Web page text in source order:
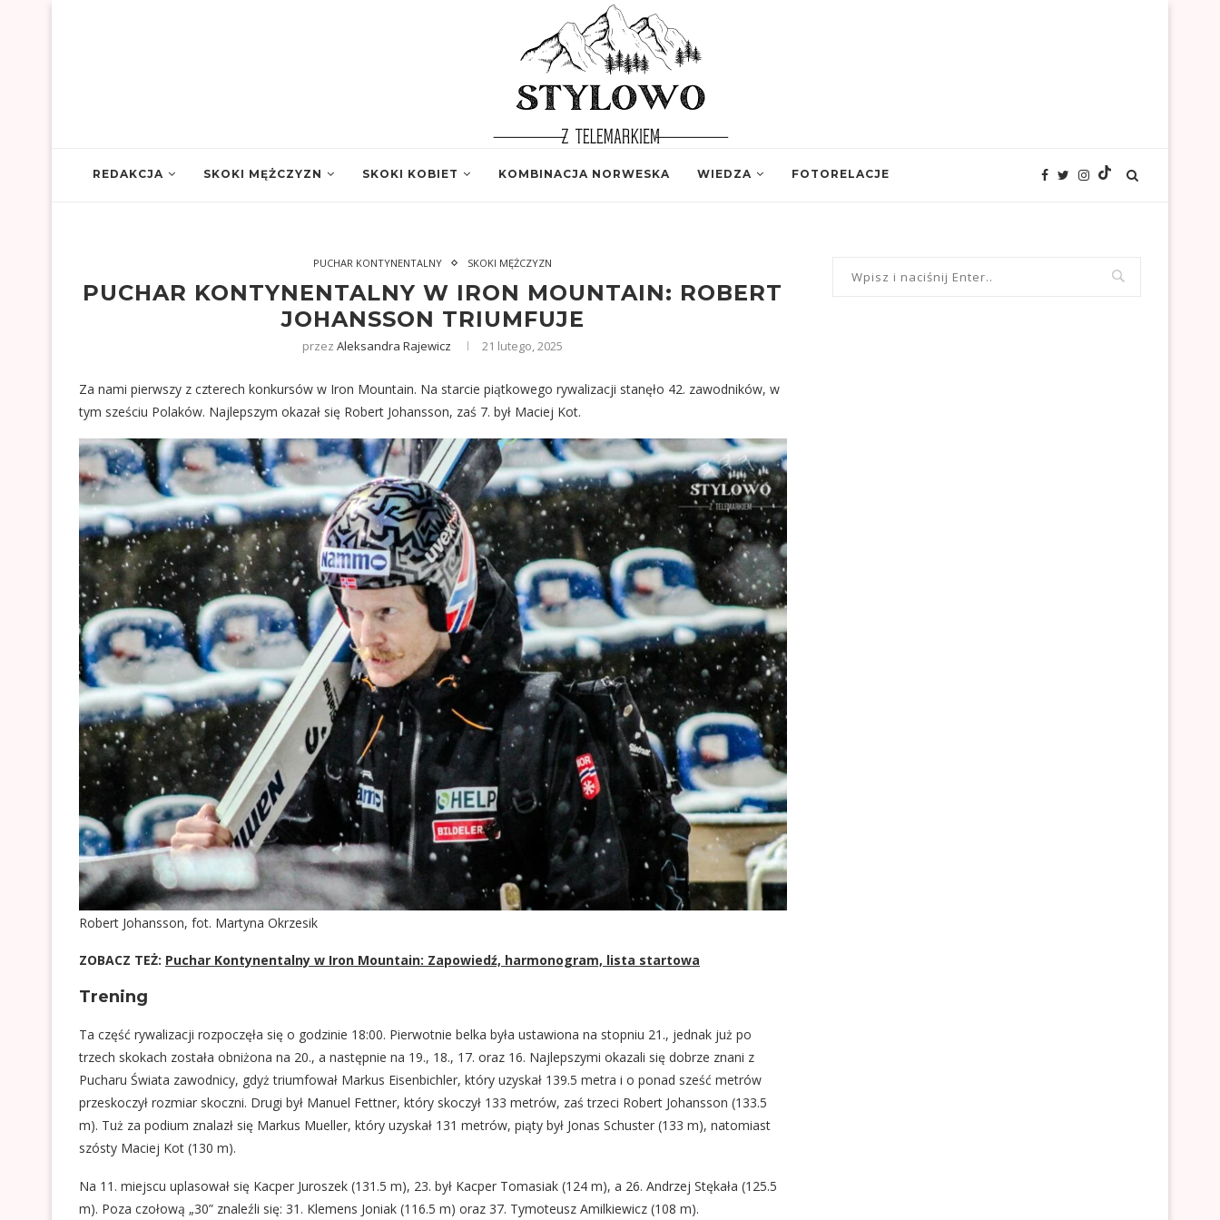
REDAKCJA SKOKI MĘŻCZYZN SKOKI KOBIET KOMBINACJA NORWESKA WIEDZA FOTORELACJE
PUCHAR KONTYNENTALNY SKOKI MĘŻCZYZN
PUCHAR KONTYNENTALNY W IRON MOUNTAIN: ROBERT
JOHANSSON TRIUMFUJE
przezAleksandra Rajewicz 21 lutego, 2025
Za nami pierwszy z czterech konkursów w Iron Mountain. Na starcie piątkowego rywalizacji stanęło 42. zawodników, w
tym sześciu Polaków. Najlepszym okazał się Robert Johansson, zaś 7. był Maciej Kot.
Robert Johansson, fot. Martyna Okrzesik
ZOBACZ TEŻ: Puchar Kontynentalny w Iron Mountain: Zapowiedź, harmonogram, lista startowa
Trening
Ta część rywalizacji rozpoczęła się o godzinie 18:00. Pierwotnie belka była ustawiona na stopniu 21., jednak już po
trzech skokach została obniżona na 20., a następnie na 19., 18., 17. oraz 16. Najlepszymi okazali się dobrze znani z
Pucharu Świata zawodnicy, gdyż triumfował Markus Eisenbichler, który uzyskał 139.5 metra i o ponad sześć metrów
przeskoczył rozmiar skoczni. Drugi był Manuel Fettner, który skoczył 133 metrów, zaś trzeci Robert Johansson (133.5
m). Tuż za podium znalazł się Markus Mueller, który uzyskał 131 metrów, piąty był Jonas Schuster (133 m), natomiast
szósty Maciej Kot (130 m).
Na 11. miejscu uplasował się Kacper Juroszek (131.5 m), 23. był Kacper Tomasiak (124 m), a 26. Andrzej Stękała (125.5
m). Poza czołową „30” znaleźli się: 31. Klemens Joniak (116.5 m) oraz 37. Tymoteusz Amilkiewicz (108 m).